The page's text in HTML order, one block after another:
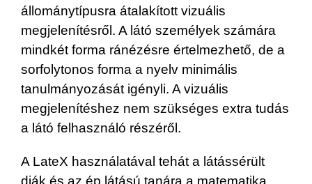
állománytípusra átalakított vizuális
megjelenítésről. A látó személyek számára
mindkét forma ránézésre értelmezhető, de a
sorfolytonos forma a nyelv minimális
tanulmányozását igényli. A vizuális
megjelenítéshez nem szükséges extra tudás
a látó felhasználó részéről.
A LateX használatával tehát a látássérült
diák és az ép látású tanára a matematika